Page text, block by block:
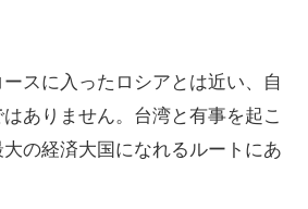
スに入ったロシアとは近い、自
ありません。台湾と有事を起こ
の経済大国になれるルートにあ